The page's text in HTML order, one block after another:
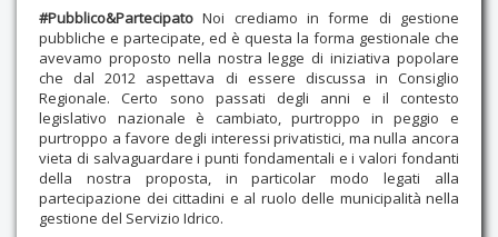
#Pubblico&PartecipatoNoi crediamo in forme di gestione
pubbliche e partecipate, ed è questa la forma gestionale che
avevamo proposto nella nostra legge di iniziativa popolare
che dal 2012 aspettava di essere discussa in Consiglio
Regionale. Certo sono passati degli anni e il contesto
legislativo nazionale è cambiato, purtroppo in peggio e
purtroppo a favore degli interessi privatistici, ma nulla ancora
vieta di salvaguardare i punti fondamentali e i valori fondanti
della nostra proposta, in particolar modo legati alla
partecipazione dei cittadini e al ruolo delle municipalità nella
gestione del Servizio Idrico.